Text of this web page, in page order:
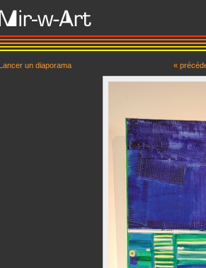
Lancer un diaporama «